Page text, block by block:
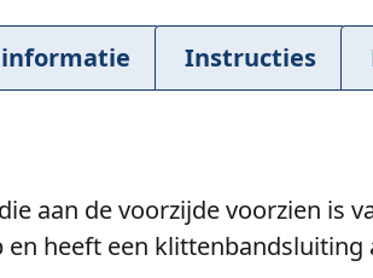
Instructies
aan de voorzijde voorzien
heeft een klittenbandsluiting